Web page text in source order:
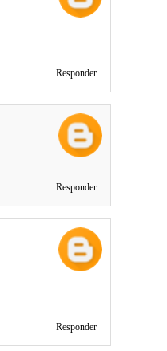
Responder
Responder
Responder